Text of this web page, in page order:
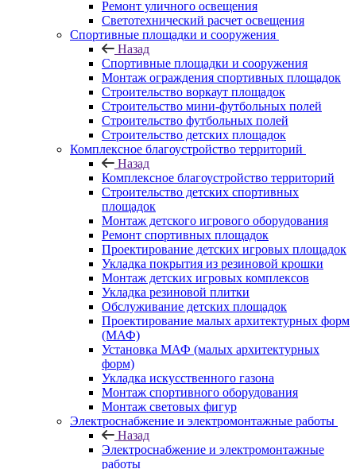
Ремонт уличного освещения
Светотехнический расчет освещения
Спортивные площадки и сооружения
Назад
Спортивные площадки и сооружения
Монтаж ограждения спортивных площадок
Строительство воркаут площадок
Строительство мини-футбольных полей
Строительство футбольных полей
Строительство детских площадок
Комплексное благоустройство территорий
Назад
Комплексное благоустройство территорий
Строительство детских спортивных
площадок
Монтаж детского игрового оборудования
Ремонт спортивных площадок
Проектирование детских игровых площадок
Укладка покрытия из резиновой крошки
Монтаж детских игровых комплексов
Укладка резиновой плитки
Обслуживание детских площадок
Проектирование малых архитектурных форм
(МАФ)
Установка МАФ (малых архитектурных
форм)
Укладка искусственного газона
Монтаж спортивного оборудования
Монтаж световых фигур
Электроснабжение и электромонтажные работы
Назад
Электроснабжение и электромонтажные
работы